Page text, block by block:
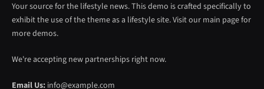
Your source for the lifestyle news. This demo is crafted specifically to
exhibit the use of the theme as a lifestyle site. Visit our main page for
more demos.
We're accepting new partnerships right now.
Email Us: info@example.com